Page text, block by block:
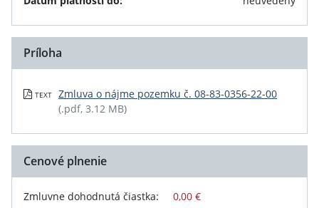
Príloha
TEXT
Zmluva o nájme pozemku č. 08-83-0356-22-00
(.pdf, 3.12 MB)
Cenové plnenie
Zmluvne dohodnutá čiastka: 0,00 €